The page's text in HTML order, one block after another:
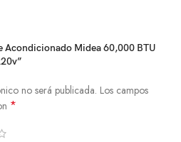
Acondicionado Midea 60,000 BTU
no será publicada. Los campos
*